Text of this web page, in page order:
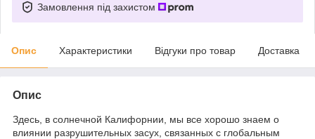
Замовлення під захистом
Опис Характеристики Відгуки про товар Доставка
Опис
Здесь, в солнечной Калифорнии, мы все хорошо знаем о
влиянии разрушительных засух, связанных с глобальным